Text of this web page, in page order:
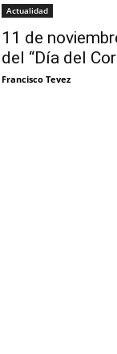
Actualidad
11 de
del “Día del
Francisco Tevez